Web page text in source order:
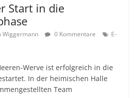
Start in die
Wiggermann 0 Kommentare
E-
Werve ist erfolgreich in die
In der heimischen Halle
Team